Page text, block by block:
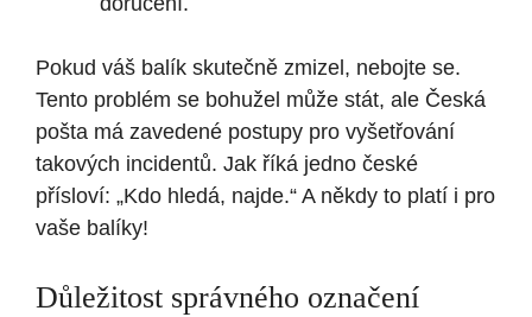
Pokud váš balík skutečně zmizel, nebojte se.
Tento problém se bohužel může stát, ale Česká
pošta má zavedené postupy pro vyšetřování
takových incidentů. Jak říká jedno české
přísloví: „Kdo hledá, najde.“ A někdy to platí i pro
vaše balíky!
Důležitost správného označení